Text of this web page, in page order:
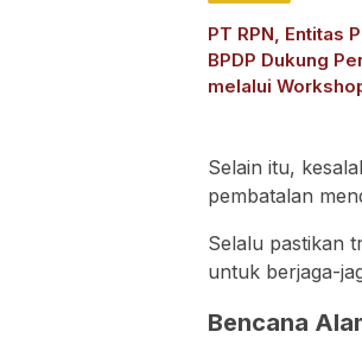
PT RPN, Entitas
BPDP Dukung
melalui
Selain itu,
pembatalan
Selalu pastikan
untuk berjaga-
Bencana